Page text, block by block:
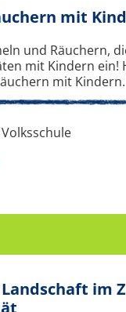
mit
und Räuchern,
mit Kindern ein!
mit Kindern.
im